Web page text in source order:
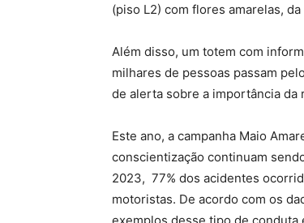
(piso L2) com flores amarelas,
Além disso, um totem com
milhares de pessoas passam
de alerta sobre a importância da
Este ano, a campanha Maio
conscientização continuam
2023, 77% dos acidentes
motoristas. De acordo com os
exemplos desse tipo de